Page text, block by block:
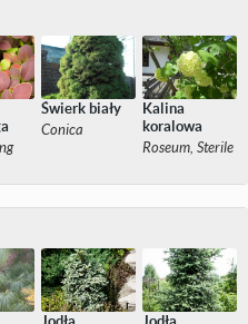
Świerk biały
Conica
Kalina
koralowa
Roseum, Sterile
Jodła
Jodła